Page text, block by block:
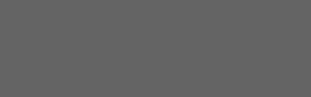
AM BESTEN?